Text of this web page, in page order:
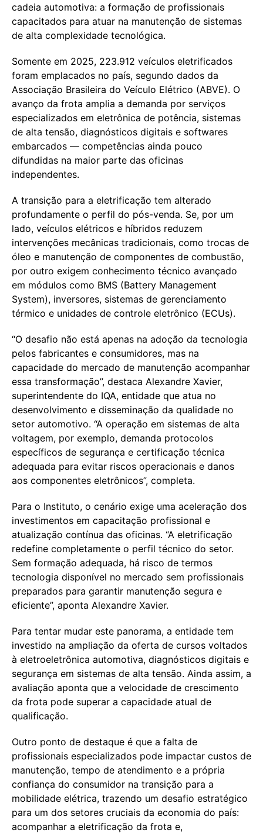
cadeia automotiva: a formação de profissionais
capacitados para atuar na manutenção de sistemas
de alta complexidade tecnológica.
Somente em 2025, 223.912 veículos eletrificados
foram emplacados no país, segundo dados da
Associação Brasileira do Veículo Elétrico (ABVE). O
avanço da frota amplia a demanda por serviços
especializados em eletrônica de potência, sistemas
de alta tensão, diagnósticos digitais e softwares
embarcados — competências ainda pouco
difundidas na maior parte das oficinas
independentes.
A transição para a eletrificação tem alterado
profundamente o perfil do pós-venda. Se, por um
lado, veículos elétricos e híbridos reduzem
intervenções mecânicas tradicionais, como trocas de
óleo e manutenção de componentes de combustão,
por outro exigem conhecimento técnico avançado
em módulos como BMS (Battery Management
System), inversores, sistemas de gerenciamento
térmico e unidades de controle eletrônico (ECUs).
“O desafio não está apenas na adoção da tecnologia
pelos fabricantes e consumidores, mas na
capacidade do mercado de manutenção acompanhar
essa transformação”, destaca Alexandre Xavier,
superintendente do IQA, entidade que atua no
desenvolvimento e disseminação da qualidade no
setor automotivo. “A operação em sistemas de alta
voltagem, por exemplo, demanda protocolos
específicos de segurança e certificação técnica
adequada para evitar riscos operacionais e danos
aos componentes eletrônicos”, completa.
Para o Instituto, o cenário exige uma aceleração dos
investimentos em capacitação profissional e
atualização contínua das oficinas. “A eletrificação
redefine completamente o perfil técnico do setor.
Sem formação adequada, há risco de termos
tecnologia disponível no mercado sem profissionais
preparados para garantir manutenção segura e
eficiente”, aponta Alexandre Xavier.
Para tentar mudar este panorama, a entidade tem
investido na ampliação da oferta de cursos voltados
à eletroeletrônica automotiva, diagnósticos digitais e
segurança em sistemas de alta tensão. Ainda assim, a
avaliação aponta que a velocidade de crescimento
da frota pode superar a capacidade atual de
qualificação.
Outro ponto de destaque é que a falta de
profissionais especializados pode impactar custos de
manutenção, tempo de atendimento e a própria
confiança do consumidor na transição para a
mobilidade elétrica, trazendo um desafio estratégico
para um dos setores cruciais da economia do país:
acompanhar a eletrificação da frota e,